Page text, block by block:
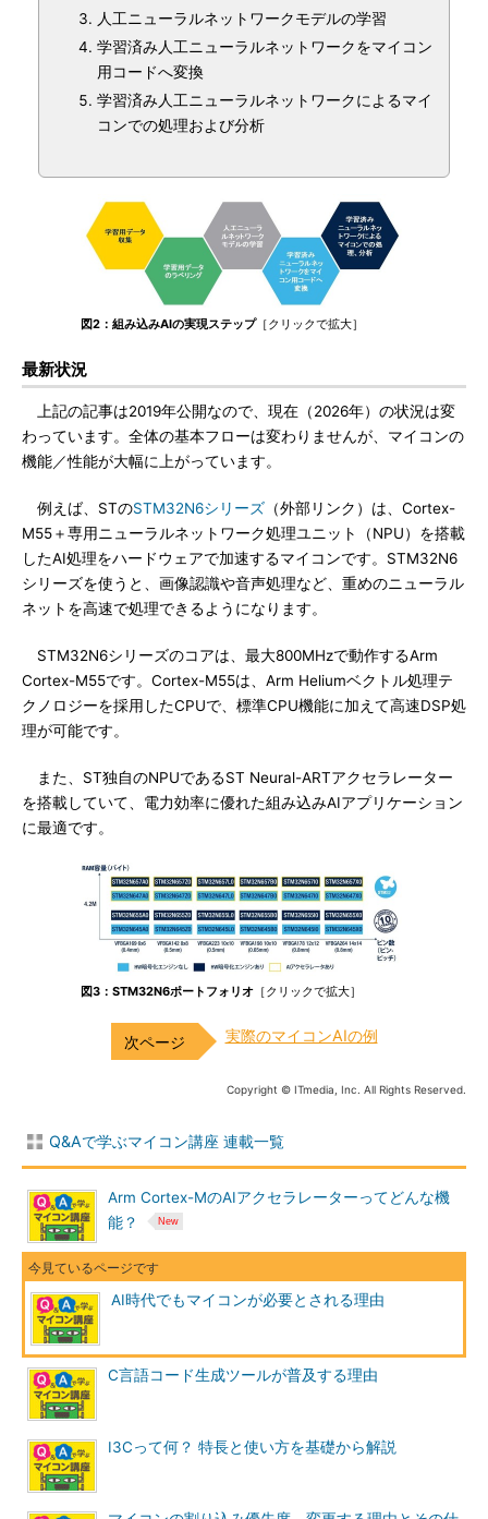
人工ニューラルネットワークモデルの学習
学習済み人工ニューラルネットワークをマイコン
用コードへ変換
学習済み人工ニューラルネットワークによるマイ
コンでの処理および分析
図2：組み込みAIの実現ステップ［クリックで拡大］
最新状況
上記の記事は2019年公開なので、現在（2026年）の状況は変
わっています。全体の基本フローは変わりませんが、マイコンの
機能／性能が大幅に上がっています。
例えば、STのSTM32N6シリーズ （外部リンク）は、Cortex-
M55＋専用ニューラルネットワーク処理ユニット（NPU）を搭載
したAI処理をハードウェアで加速するマイコンです。STM32N6
シリーズを使うと、画像認識や音声処理など、重めのニューラル
ネットを高速で処理できるようになります。
STM32N6シリーズのコアは、最大800MHzで動作するArm
Cortex-M55です。Cortex-M55は、Arm Heliumベクトル処理テ
クノロジーを採用したCPUで、標準CPU機能に加えて高速DSP処
理が可能です。
また、ST独自のNPUであるST Neural-ARTアクセラレーター
を搭載していて、電力効率に優れた組み込みAIアプリケーション
に最適です。
図3：STM32N6ポートフォリオ ［クリックで拡大］
実際のマイコンAIの例
Copyright © ITmedia, Inc. All Rights Reserved.
Q&Aで学ぶマイコン講座 連載一覧
Arm Cortex-MのAIアクセラレーターってどんな機
能？
AI時代でもマイコンが必要とされる理由
C言語コード生成ツールが普及する理由
I3Cって何？ 特長と使い方を基礎から解説